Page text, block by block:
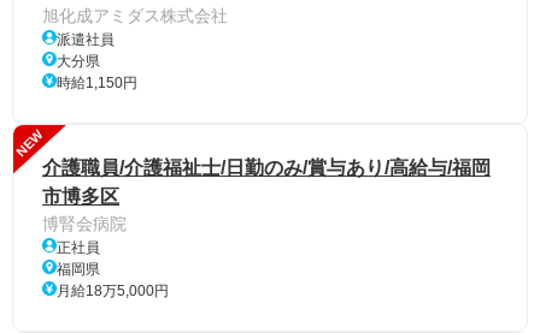
旭化成アミダス株式会社
派遣社員
大分県
時給1,150円
NEW
介護職員/介護福祉士/日勤のみ/賞与あり/高給与/福岡
市博多区
博腎会病院
正社員
福岡県
月給18万5,000円